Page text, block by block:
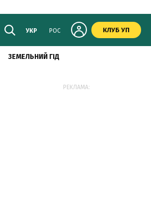
УКР РОС КЛУБ УП
ЗЕМЕЛЬНИЙ ГІД
РЕКЛАМА: